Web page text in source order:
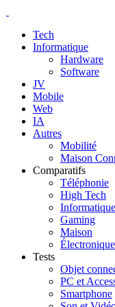
Tech
Informatique
Hardware
Software
JV
Mobile
Web
IA
Autres
Mobilité
Maison
Comparatifs
Téléphonie
High Tech
Informatique
Gaming
Maison
Électronique
Tests
Objet
PC et
Smartphone